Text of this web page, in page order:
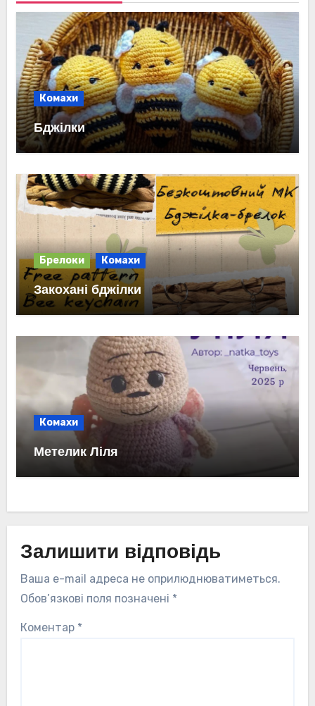
Комахи
Бджілки
Брелоки Комахи
Закохані бджілки
Комахи
Метелик Ліля
Залишити відповідь
Ваша e-mail адреса не оприлюднюватиметься.
Обов’язкові поля позначені *
Коментар *